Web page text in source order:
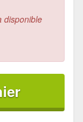
disponible